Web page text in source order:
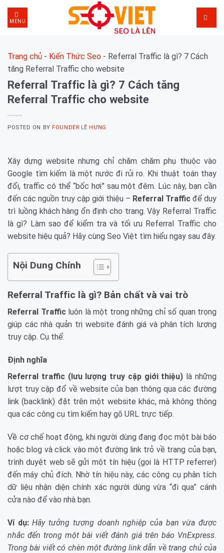
Skip
content
MENU
Trang chủ - Kiến Thức Seo - Referral Traffic là gì? 7 Cách
tăng Referral Traffic cho website
Referral Traffic là gì? 7 Cách tăng
Referral Traffic cho website
POSTED ON BYFOUNDER LÊ HƯNG
Xây dựng website nhưng chỉ chăm chăm phụ thuộc vào
Google tìm kiếm là một nước đi rủi ro. Khi thuật toán thay
đổi, traffic có thể “bốc hơi” sau một đêm. Lúc này, bạn cần
đến các nguồn truy cập giới thiệu – Referral Traffic để duy
trì luồng khách hàng ổn định cho trang. Vậy Referral Traffic
là gì? Làm sao để kiểm tra và tối ưu Referral Traffic cho
website hiệu quả? Hãy cùng Seo Việt tìm hiểu ngay sau đây.
Nội Dung Chính
Referral Traffic là gì? Bản chất và vai trò
Referral Traffic luôn là một trong những chỉ số quan trọng
giúp các nhà quản trị website đánh giá và phân tích lượng
truy cập. Cụ thể:
Định nghĩa
Referral traffic (lưu lượng truy cập giới thiệu) là những
lượt truy cập đổ về website của bạn thông qua các đường
link (backlink) đặt trên một website khác, mà không thông
qua các công cụ tìm kiếm hay gõ URL trực tiếp.
Về cơ chế hoạt động, khi người dùng đang đọc một bài báo
hoặc blog và click vào một đường link trỏ về trang của bạn,
trình duyệt web sẽ gửi một tín hiệu (gọi là HTTP referrer)
đến máy chủ đích. Nhờ tín hiệu này, các công cụ phân tích
dữ liệu nhận diện chính xác người dùng vừa “đi qua” cánh
cửa nào để vào nhà bạn.
Ví dụ: Hãy tưởng tượng doanh nghiệp của bạn vừa được
nhắc đến trong một bài viết đánh giá trên báo VnExpress.
Trong bài viết có chèn một đường link dẫn về trang chủ của